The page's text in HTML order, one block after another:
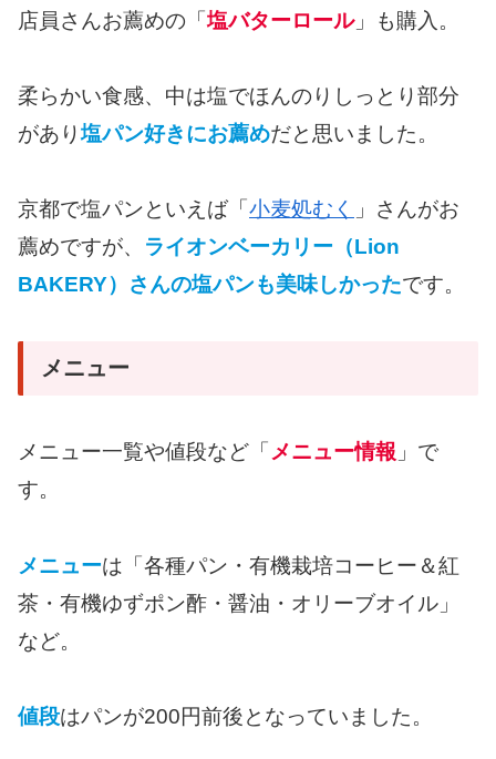
店員さんお薦めの「塩バターロール」も購入。
柔らかい食感、中は塩でほんのりしっとり部分
があり塩パン好きにお薦めだと思いました。
京都で塩パンといえば「 小麦処むく
」さんがお
薦めですが、 ライオンベーカリー（Lion
BAKERY）さんの塩パンも美味しかったです。
メニュー
メニュー一覧や値段など「 メニュー情報 」で
す。
メニューは「各種パン・有機栽培コーヒー＆紅
茶・有機ゆずポン酢・醤油・オリーブオイル」
など。
値段はパンが200円前後となっていました。